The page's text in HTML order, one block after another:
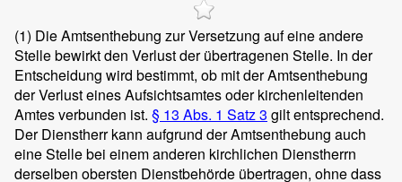
(1) Die Amtsenthebung zur Versetzung auf eine andere
Stelle bewirkt den Verlust der übertragenen Stelle. In der
Entscheidung wird bestimmt, ob mit der Amtsenthebung
der Verlust eines Aufsichtsamtes oder kirchenleitenden
Amtes verbunden ist. § 13 Abs. 1 Satz 3 gilt entsprechend.
Der Dienstherr kann aufgrund der Amtsenthebung auch
eine Stelle bei einem anderen kirchlichen Dienstherrn
derselben obersten Dienstbehörde übertragen, ohne dass